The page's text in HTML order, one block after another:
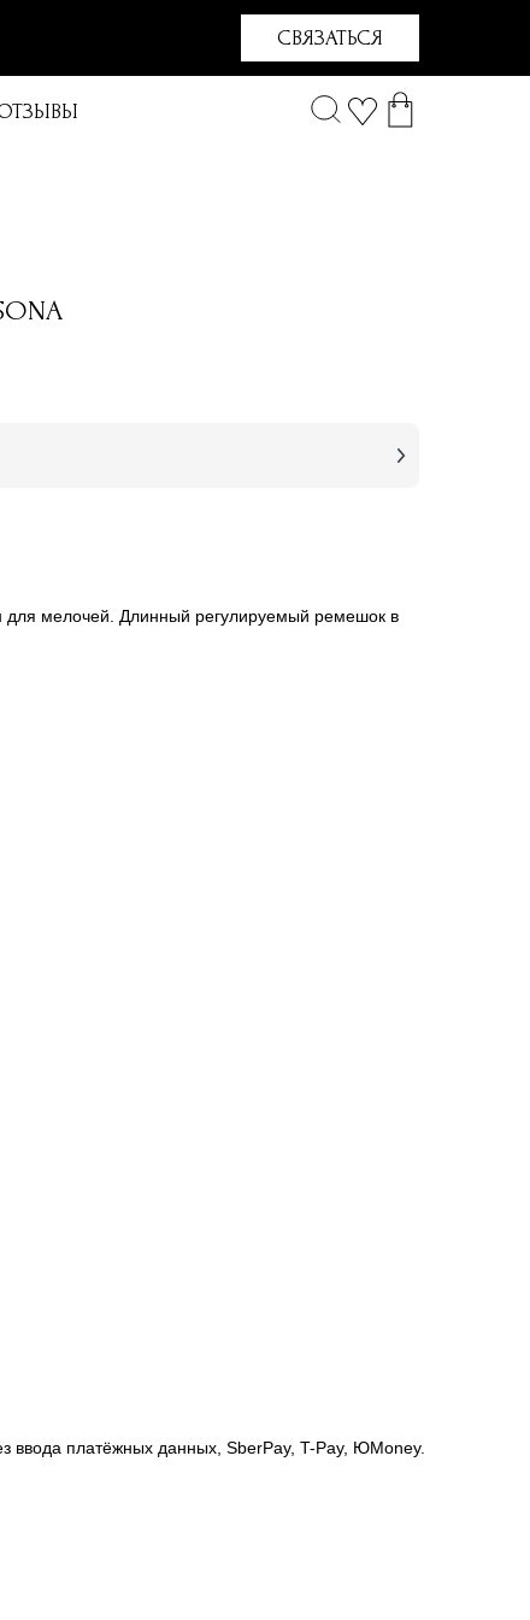
СВЯЗАТЬСЯ
для мелочей. Длинный регулируемый ремешок в
ввода платёжных данных, SberPay, T-Pay, ЮMoney.